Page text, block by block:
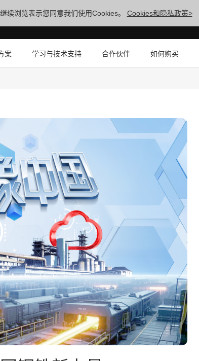
续浏览表示您同意我们使用Cookies。 Cookies和隐私政策>
案 学习与技术支持 合作伙伴 如何购买